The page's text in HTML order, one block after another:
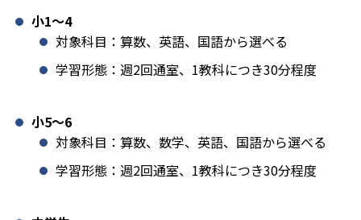
小1️〜4
対象科目：算数、英語、国語から選べる
学習形態：週2回通室、1教科につき30分程度
小5〜6
対象科目：算数、数学、英語、国語から選べる
学習形態：週2回通室、1教科につき30分程度